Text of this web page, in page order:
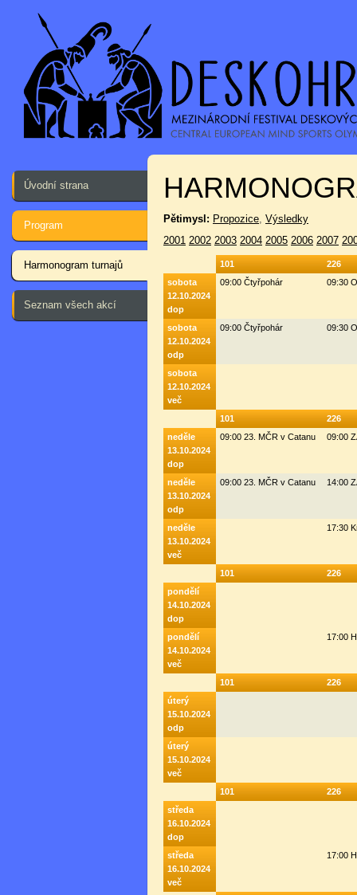
Úvodní strana
Program
Harmonogram turnajů
Seznam všech akcí
Pětimysl: Propozice, Výsledky
2001 2002 2003 2004 2005 2006 2007
101
226
sobota
12.10.2024
dop
09:00 Čtyřpohár 09:30
sobota
12.10.2024
odp
09:00 Čtyřpohár 09:30
sobota
12.10.2024
več
101
226
neděle
13.10.2024
dop
09:00 23. MČR v Catanu 09:00
neděle
13.10.2024
odp
09:00 23. MČR v Catanu 14:00
neděle
13.10.2024
več
17:30
101
226
pondělí
14.10.2024
dop
pondělí
14.10.2024
več
17:00
101
226
úterý
15.10.2024
odp
úterý
15.10.2024
več
101
226
středa
16.10.2024
dop
středa
16.10.2024
več
17:00